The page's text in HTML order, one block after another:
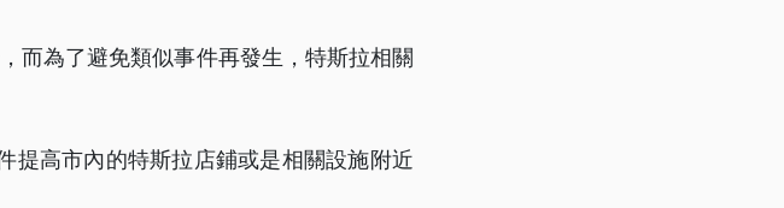
而為了避免類似事件再發生，特斯拉相關
提高市內的特斯拉店鋪或是相關設施附近